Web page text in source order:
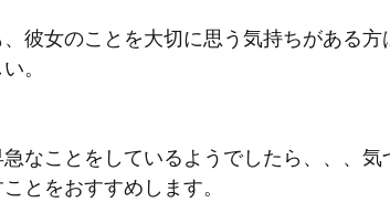
彼女のことを大切に思う気持ちがある
。
なことをしているようでしたら、、、
とをおすすめします。